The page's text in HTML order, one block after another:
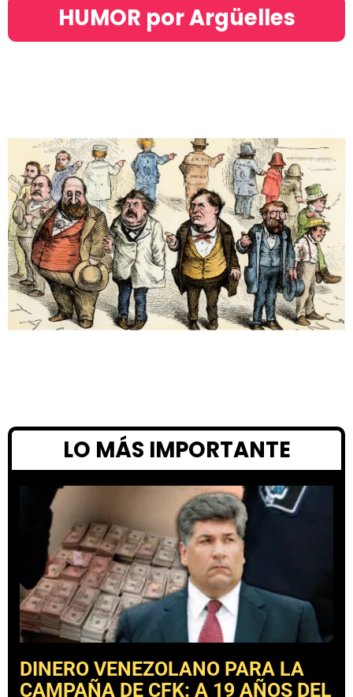
HUMOR por Argüelles
LO MÁS IMPORTANTE
DINERO VENEZOLANO PARA LA
CAMPAÑA DE CFK: A 19 AÑOS DEL